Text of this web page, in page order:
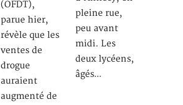
(OFDT),
parue hier,
révèle que les
ventes de
drogue
auraient
augmenté de
pleine rue,
peu avant
midi. Les
deux lycéens,
âgés…